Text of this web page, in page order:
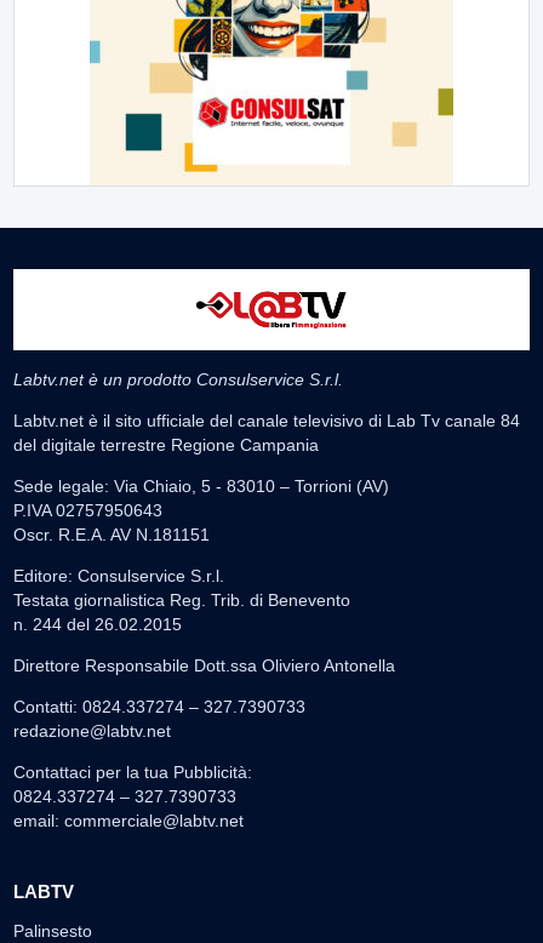
Labtv.net è un prodotto Consulservice S.r.l.
Labtv.net è il sito ufficiale del canale televisivo di Lab Tv canale 84
del digitale terrestre Regione Campania
Sede legale: Via Chiaio, 5 - 83010 – Torrioni (AV)
P.IVA 02757950643
Oscr. R.E.A. AV N.181151
Editore: Consulservice S.r.l.
Testata giornalistica Reg. Trib. di Benevento
n. 244 del 26.02.2015
Direttore Responsabile Dott.ssa Oliviero Antonella
Contatti: 0824.337274 – 327.7390733
redazione@labtv.net
Contattaci per la tua Pubblicità:
0824.337274 – 327.7390733
email: commerciale@labtv.net
LABTV
Palinsesto